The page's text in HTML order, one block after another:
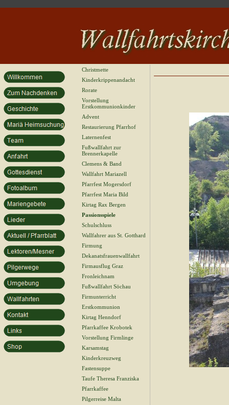
Christmette
Kinderkrippenandacht
Rorate
Vorstellung
Erstkommunionkinder
Advent
Restaurierung Pfarrhof
Laternenfest
Fußwallfahrt zur
Brennerkapelle
Clemens & Band
Wallfahrt Mariazell
Pfarrfest Mogersdorf
Pfarrfest Maria Bild
Kirtag Rax Bergen
Passionsspiele
Schulschluss
Wallfahrer aus St. Gotthard
Firmung
Dekanatsfrauenwallfahrt
Firmausflug Graz
Fronleichnam
Fußwallfahrt Söchau
Firmunterricht
Erstkommunion
Kirtag Henndorf
Pfarrkaffee Krobotek
Vorstellung Firmlinge
Karsamstag
Kinderkreuzweg
Fastensuppe
Taufe Theresa Franziska
Pfarrkaffee
Pilgerreise Malta